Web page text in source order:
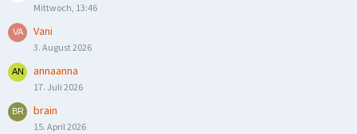
Mittwoch, 13:46
Vani
3. August 2026
annaanna
17. Juli 2026
brain
15. April 2026